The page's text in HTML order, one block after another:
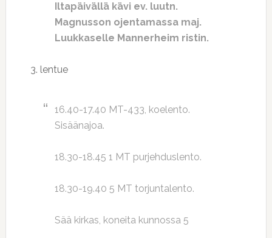
Iltapäivällä kävi ev. luutn.
Magnusson ojentamassa maj.
Luukkaselle Mannerheim ristin.
3. lentue
16.40-17.40 MT-433, koelento.
Sisäänajoa.
18.30-18.45 1 MT purjehduslento.
18.30-19.40 5 MT torjuntalento.
Sää kirkas, koneita kunnossa 5